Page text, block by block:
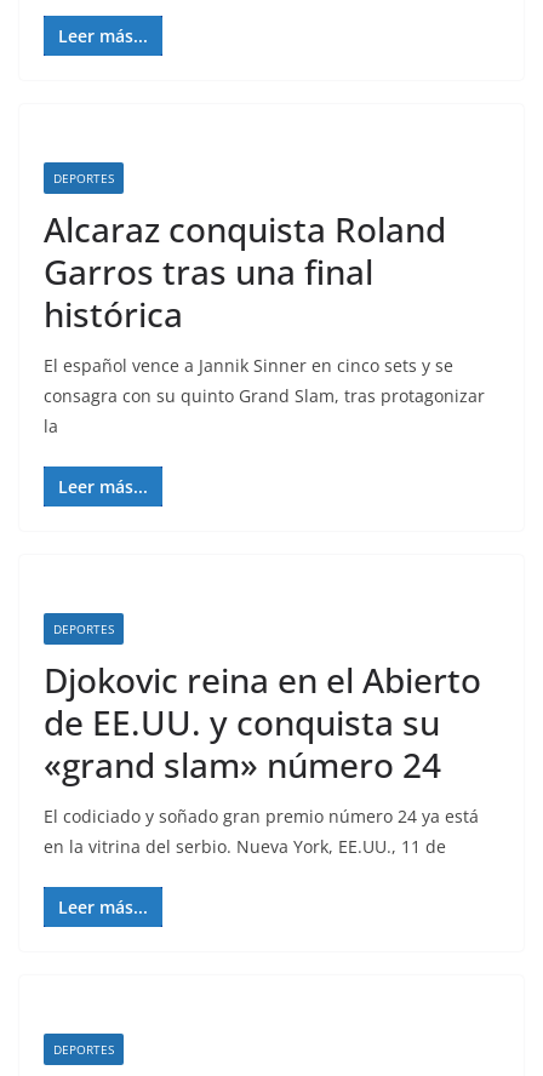
Leer más...
DEPORTES
Alcaraz conquista Roland
Garros tras una final
histórica
El español vence a Jannik Sinner en cinco sets y se
consagra con su quinto Grand Slam, tras protagonizar
la
Leer más...
DEPORTES
Djokovic reina en el Abierto
de EE.UU. y conquista su
«grand slam» número 24
El codiciado y soñado gran premio número 24 ya está
en la vitrina del serbio. Nueva York, EE.UU., 11 de
Leer más...
DEPORTES